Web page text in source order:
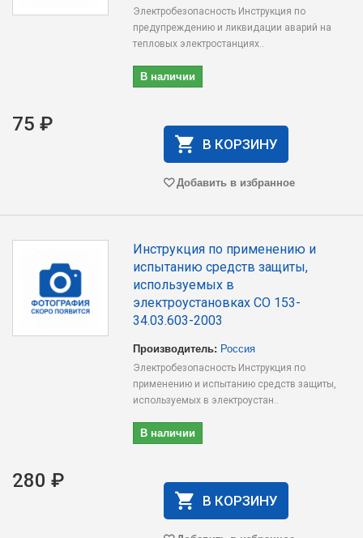
Электробезопасность Инструкция по
предупреждению и ликвидации аварий на
тепловых электростанциях..
В наличии
75 ₽
В КОРЗИНУ
Добавить в избранное
Инструкция по применению и
испытанию средств защиты,
используемых в
электроустановках СО 153-
34.03.603-2003
Производитель: Россия
Электробезопасность Инструкция по
применению и испытанию средств защиты,
используемых в электроустан..
В наличии
280 ₽
В КОРЗИНУ